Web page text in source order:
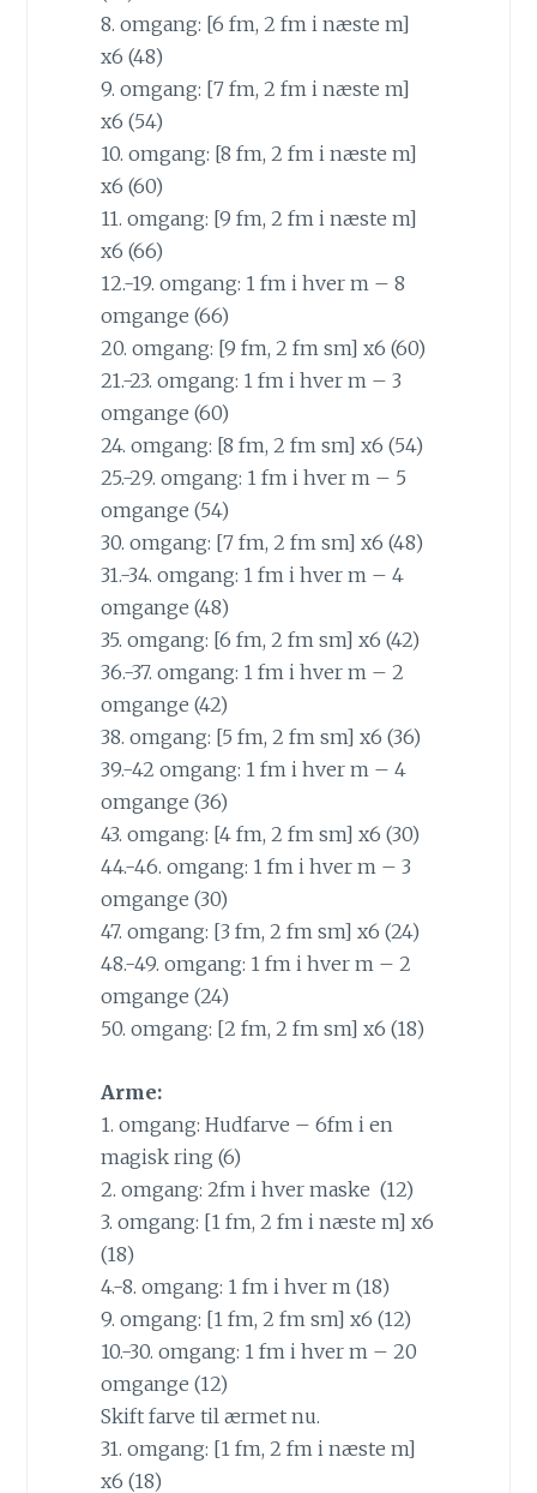
8. omgang: [6 fm, 2 fm i næste m]
x6 (48)
9. omgang: [7 fm, 2 fm i næste m]
x6 (54)
10. omgang: [8 fm, 2 fm i næste m]
x6 (60)
11. omgang: [9 fm, 2 fm i næste m]
x6 (66)
12.-19. omgang: 1 fm i hver m – 8
omgange (66)
20. omgang: [9 fm, 2 fm sm] x6 (60)
21.-23. omgang: 1 fm i hver m – 3
omgange (60)
24. omgang: [8 fm, 2 fm sm] x6 (54)
25.-29. omgang: 1 fm i hver m – 5
omgange (54)
30. omgang: [7 fm, 2 fm sm] x6 (48)
31.-34. omgang: 1 fm i hver m – 4
omgange (48)
35. omgang: [6 fm, 2 fm sm] x6 (42)
36.-37. omgang: 1 fm i hver m – 2
omgange (42)
38. omgang: [5 fm, 2 fm sm] x6 (36)
39.-42 omgang: 1 fm i hver m – 4
omgange (36)
43. omgang: [4 fm, 2 fm sm] x6 (30)
44.-46. omgang: 1 fm i hver m – 3
omgange (30)
47. omgang: [3 fm, 2 fm sm] x6 (24)
48.-49. omgang: 1 fm i hver m – 2
omgange (24)
50. omgang: [2 fm, 2 fm sm] x6 (18)
Arme:
1. omgang: Hudfarve – 6fm i en
magisk ring (6)
2. omgang: 2fm i hver maske (12)
3. omgang: [1 fm, 2 fm i næste m] x6
(18)
4.-8. omgang: 1 fm i hver m (18)
9. omgang: [1 fm, 2 fm sm] x6 (12)
10.-30. omgang: 1 fm i hver m – 20
omgange (12)
Skift farve til ærmet nu.
31. omgang: [1 fm, 2 fm i næste m]
x6 (18)